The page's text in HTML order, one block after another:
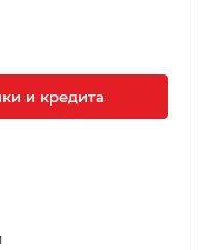
и кредита